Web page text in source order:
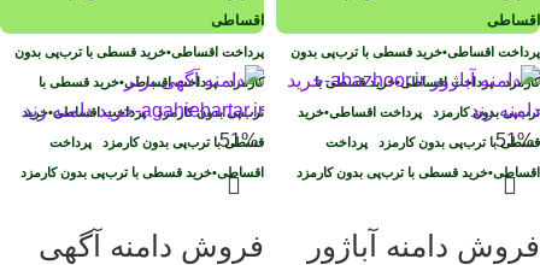
اقساطی
پرداخت اقساطی•خرید قسطی با ترب‌پی بدون
کارمزدپرداخت اقساطی•خرید قسطی با
ترب‌پی بدون کارمزد پرداخت اقساطی•خرید
قسطی با ترب‌پی بدون کارمزد پرداخت
اقساطی•خرید قسطی با ترب‌پی بدون کارمزد
-51%
فروش دامنه آباژور
اقساطی
پرداخت اقساطی•خرید قسطی با ترب‌پی بدون
کارمزدپرداخت اقساطی•خرید قسطی با
ترب‌پی بدون کارمزدپرداخت اقساطی•خرید
قسطی با ترب‌پی بدون کارمزد پرداخت
اقساطی•خرید قسطی با ترب‌پی بدون کارمزد
-51%
فروش دامنه آگهی